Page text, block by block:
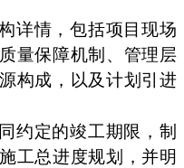
详情，包括项目现场
量保障机制、管理层
构成，以及计划引进
约定的竣工期限，制
工总进度规划，并明